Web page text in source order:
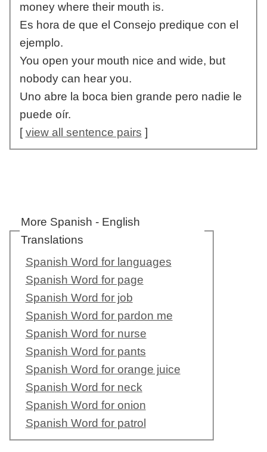
money where their mouth is.
Es hora de que el Consejo predique con el
ejemplo.
You open your mouth nice and wide, but
nobody can hear you.
Uno abre la boca bien grande pero nadie le
puede oír.
[view all sentence pairs ]
More Spanish - English
Translations
Spanish Word for languages
Spanish Word for page
Spanish Word for job
Spanish Word for pardon me
Spanish Word for nurse
Spanish Word for pants
Spanish Word for orange juice
Spanish Word for neck
Spanish Word for onion
Spanish Word for patrol